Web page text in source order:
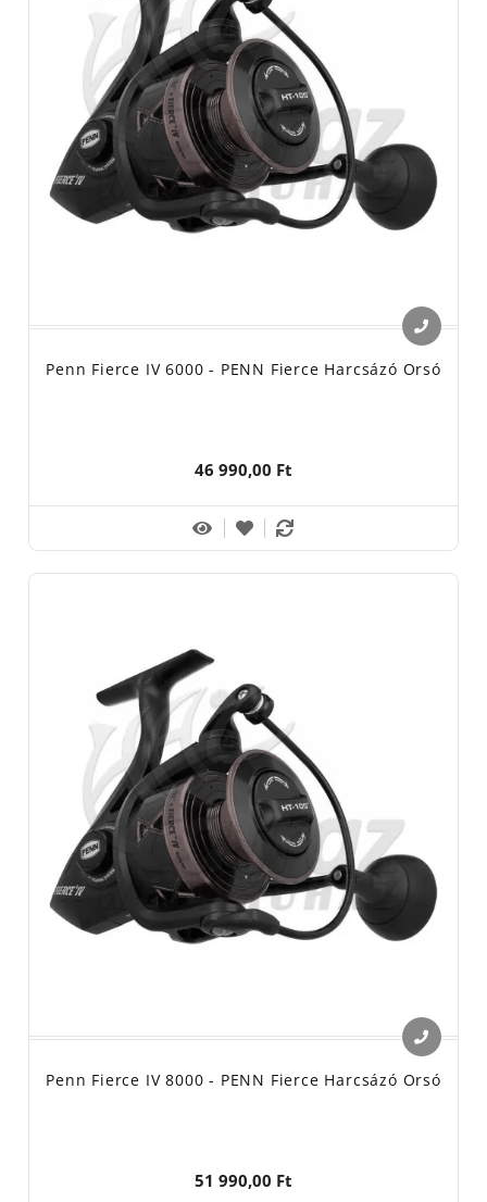
Penn Fierce IV 6000 - PENN Fierce Harcsázó Orsó
46 990,00 Ft
Penn Fierce IV 8000 - PENN Fierce Harcsázó Orsó
51 990,00 Ft